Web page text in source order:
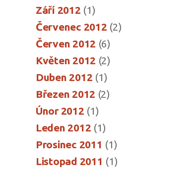
Září 2012 (1)
Červenec 2012 (2)
Červen 2012 (6)
Květen 2012 (2)
Duben 2012 (1)
Březen 2012 (2)
Únor 2012 (1)
Leden 2012 (1)
Prosinec 2011 (1)
Listopad 2011 (1)